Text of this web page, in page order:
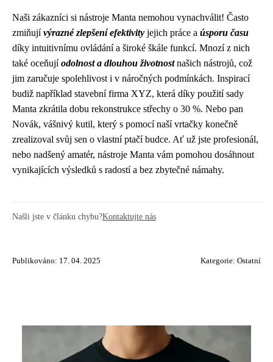
Naši zákazníci si nástroje Manta nemohou vynachválit! Často
zmiňujívýrazné zlepšení efektivity jejich práce a úsporu času
díky intuitivnímu ovládání a široké škále funkcí. Mnozí z nich
také oceňujíodolnost a dlouhou životnostnašich nástrojů, což
jim zaručuje spolehlivost i v náročných podmínkách. Inspirací
budiž například stavební firma XYZ, která díky použití sady
Manta zkrátila dobu rekonstrukce střechy o 30 %. Nebo pan
Novák, vášnivý kutil, který s pomocí naší vrtačky konečně
zrealizoval svůj sen o vlastní ptačí budce. Ať už jste profesionál,
nebo nadšený amatér, nástroje Manta vám pomohou dosáhnout
vynikajících výsledků s radostí a bez zbytečné námahy.
Našli jste v článku chybu?Kontaktujte nás
Publikováno: 17. 04. 2025 Kategorie: Ostatní